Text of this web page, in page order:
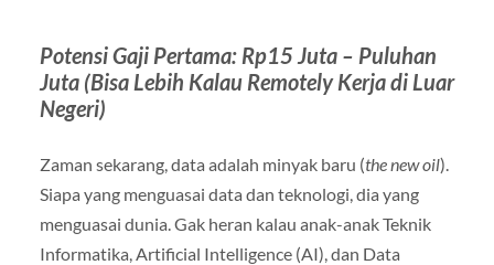
Potensi Gaji Pertama: Rp15 Juta – Puluhan
Juta (Bisa Lebih Kalau Remotely Kerja di Luar
Negeri)
Zaman sekarang, data adalah minyak baru (the new oil).
Siapa yang menguasai data dan teknologi, dia yang
menguasai dunia. Gak heran kalau anak-anak Teknik
Informatika, Artificial Intelligence (AI), dan Data